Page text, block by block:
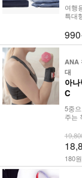
여행
특대
ANA
대
아
C
5중
주는
180